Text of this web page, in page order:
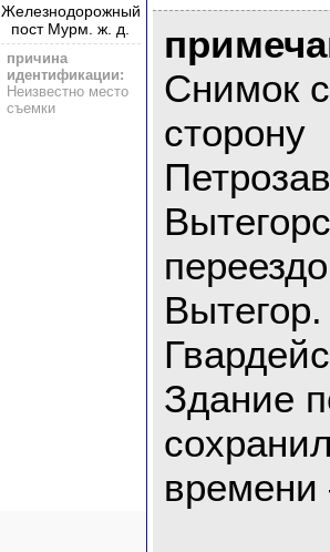
Железнодорожный
пост Мурм. ж. д.
причина
идентификации:
Неизвестно место
съемки
Снимок
сторону
Здание